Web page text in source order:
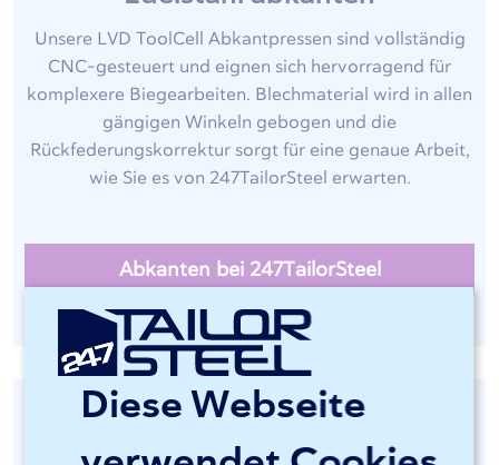
Diese Webseite
Unsere LVD ToolCell Abkantpressen sind vollständig
CNC-gesteuert und eignen sich hervorragend für
komplexere Biegearbeiten. Blechmaterial wird in allen
gängigen Winkeln gebogen und die
Rückfederungskorrektur sorgt für eine genaue Arbeit,
wie Sie es von 247TailorSteel erwarten.
Abkanten bei 247TailorSteel